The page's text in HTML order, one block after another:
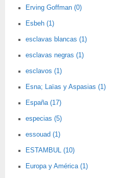
Erving Goffman (0)
Esbeh (1)
esclavas blancas (1)
esclavas negras (1)
esclavos (1)
Esna; Laïas y Aspasias (1)
España (17)
especias (5)
essouad (1)
ESTAMBUL (10)
Europa y América (1)